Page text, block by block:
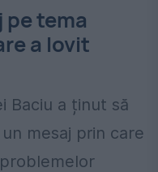
pe tema
a lovit
Baciu a ținut să
mesaj prin care